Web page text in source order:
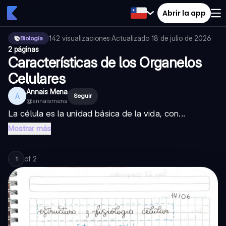
Abrir la app
Biología 142 visualizaciones·Actualizado 18 de julio de 2026·
2 páginas
Características de los Organelos
Celulares
A Annais Mena
@annaismena
Seguir
La célula es la unidad básica de la vida, con...
Mostrar más
1 of 2